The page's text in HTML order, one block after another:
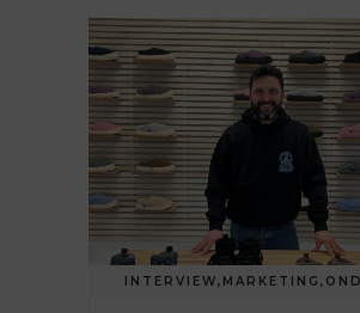
INTERVIEW, MARKETING ,